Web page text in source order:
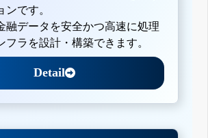
ンです。
融データを安全かつ高速に処理
フラを設計・構築できます。
Detail